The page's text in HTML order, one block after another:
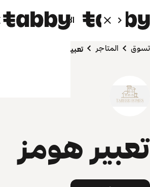
الأفراد الشركاء
تسوق المتاجر تعبير هومز
تعبير هومز